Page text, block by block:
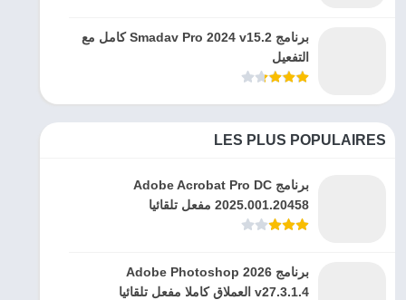
برنامج Smadav Pro 2024 v15.2 كامل مع
التفعيل
LES PLUS POPULAIRES
برنامج Adobe Acrobat Pro DC
2025.001.20458 مفعل تلقائيا
برنامج Adobe Photoshop 2026
v27.3.1.4 العملاق كاملا مفعل تلقائيا